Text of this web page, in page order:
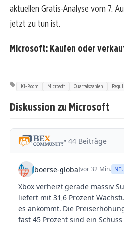
aktuellen Gratis-Analyse vom 7.
jetzt zu tun ist.
Microsoft: Kaufen oder
KI-Boom Microsoft Quartalszahlen
Diskussion zu Microsoft